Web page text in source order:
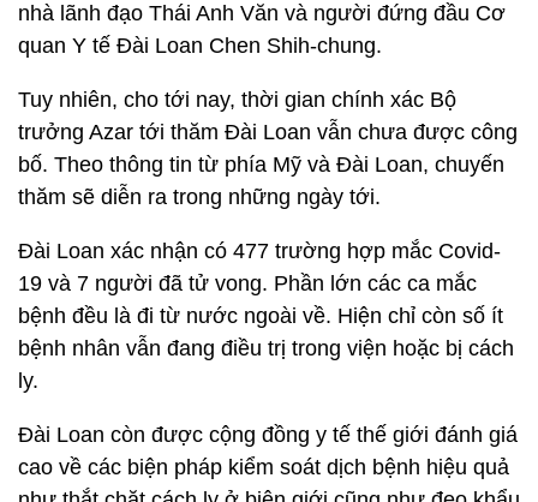
nhà lãnh đạo Thái Anh Văn và người đứng đầu Cơ
quan Y tế Đài Loan Chen Shih-chung.
Tuy nhiên, cho tới nay, thời gian chính xác Bộ
trưởng Azar tới thăm Đài Loan vẫn chưa được công
bố. Theo thông tin từ phía Mỹ và Đài Loan, chuyến
thăm sẽ diễn ra trong những ngày tới.
Đài Loan xác nhận có 477 trường hợp mắc Covid-
19 và 7 người đã tử vong. Phần lớn các ca mắc
bệnh đều là đi từ nước ngoài về. Hiện chỉ còn số ít
bệnh nhân vẫn đang điều trị trong viện hoặc bị cách
ly.
Đài Loan còn được cộng đồng y tế thế giới đánh giá
cao về các biện pháp kiểm soát dịch bệnh hiệu quả